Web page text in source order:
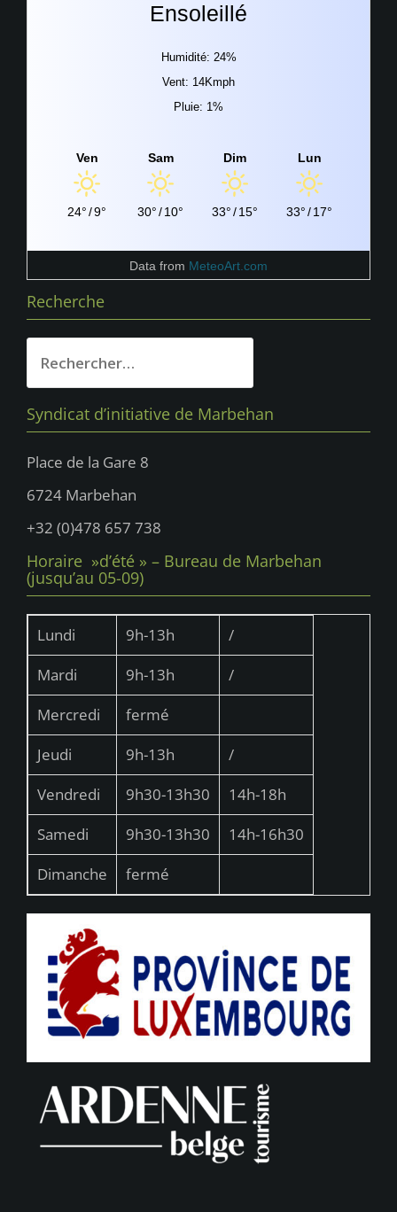
Ensoleillé
Humidité: 24%
Vent: 14Kmph
Pluie: 1%
Ven
24°/9°
Sam
30°/10°
Dim
33°/15°
Lun
33°/17°
Data from MeteoArt.com
Recherche
Syndicat d’initiative de Marbehan
Place de la Gare 8
6724 Marbehan
+32 (0)478 657 738
Horaire »d’été » – Bureau de Marbehan
(jusqu’au 05-09)
Lundi 9h-13h
/
Mardi
9h-13h
/
Mercredi
fermé
Jeudi
9h-13h
/
Vendredi
9h30-13h30
14h-18h
Samedi
9h30-13h30
14h-16h30
Dimanche
fermé